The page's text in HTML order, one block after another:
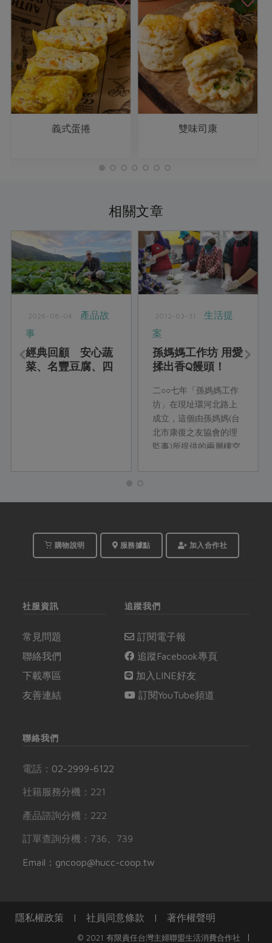
義式蛋捲 雙味司康
相關文章
2026-08-04
產品故
事
經典回顧 安心蔬
菜、名豐豆腐、四
2012-03-31
生活提
案
孫媽媽工作坊 用愛
揉出香Q饅頭！
二○○七年「孫媽媽工作
坊」在現址環河北路上
成立，這個由孫媽媽(台
北市康復之友協會的理
監事)所提供的兩層樓空
主生活訓練與身心復健
媽的熱心，因此以她的
購物說明 服務據點 加入合作社
社服資訊
常見問題
聯絡我們
下載專區
友善連結
追蹤我們
訂閱電子報
追蹤Facebook專頁
加入LINE好友
訂閱YouTube頻道
聯絡我們
電話： 02-2999-6122
社籍服務分機：221
產品諮詢分機：222
訂單查詢分機：736、739
Email：gncoop@hucc-coop.tw
隱私權政策 | 社員同意條款 | 著作權聲明
© 2021 有限責任台灣主婦聯盟生活消費合作社 |